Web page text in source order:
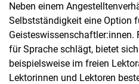
Neben einem
Selbstständigkeit eine Option
Geisteswissenschaftler:innen.
für Sprache schlägt, bietet
beispielsweise im freien
Lektorinnen und Lektoren